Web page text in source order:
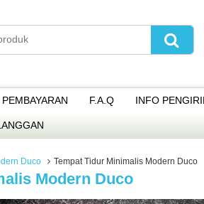
PEMBAYARAN F.A.Q INFO
Duco Tempat Tidur Minimalis Modern Duco
Modern Duco